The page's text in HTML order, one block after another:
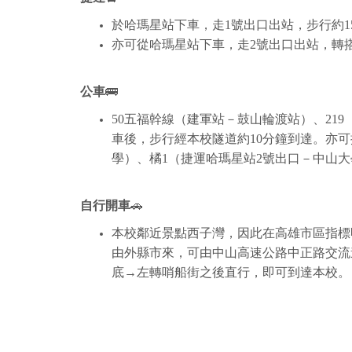
於哈瑪星站下車，走1號出口出站，步行約
亦可從哈瑪星站下車，走2號出口出站，轉
公車🚌
50五福幹線（建軍站－鼓山輪渡站）、
車後，步行經本校隧道約10分鐘到達。亦
學）、橘1（捷運哈瑪星站2號出口－中山大
自行開車🚗
本校鄰近景點西子灣，因此在高雄市區指
由外縣市來，可由中山高速公路中正路交
底→左轉哨船街之後直行，即可到達本校。